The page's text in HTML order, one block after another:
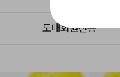
도매회원전용